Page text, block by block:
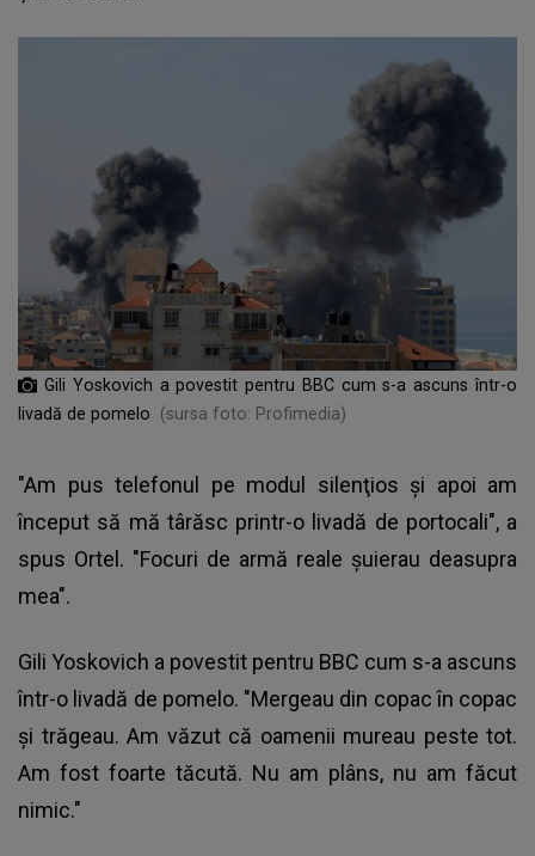
Gili Yoskovich a povestit pentru BBC cum s-a ascuns într-o
livadă de pomelo
(sursa foto: Profimedia)
"Am pus telefonul pe modul silenţios şi apoi am
început să mă târăsc printr-o livadă de portocali", a
spus Ortel. "Focuri de armă reale şuierau deasupra
mea".
Gili Yoskovich a povestit pentru BBC cum s-a ascuns
într-o livadă de pomelo. "Mergeau din copac în copac
şi trăgeau. Am văzut că oamenii mureau peste tot.
Am fost foarte tăcută. Nu am plâns, nu am făcut
nimic."